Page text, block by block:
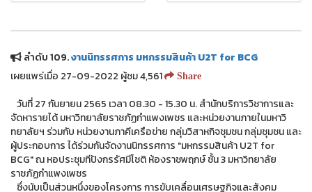
ลำดับ 109.งานนิทรรศการ มหกรรมสินค้า U2T for BCG
เผยแพร่เมื่อ 27-09-2022 ผู้ชม 4,561
Share
วันที่ 27 กันยายน 2565 เวลา 08.30 - 15.30 น. สำนักบริการวิชาการและ
จัดหารายได้ มหาวิทยาลัยราชภัฏกำแพงเพชร และหน่วยงานภายในมหาวิ
ทยาลัยฯ ร่วมกับ หน่วยงานภาคีเครือข่าย กลุ่มวิสาหกิจชุมชน กลุ่มชุมชน และ
ผู้ประกอบการ ได้ร่วมกันจัดงานนิทรรศการ "มหกรรมสินค้า U2T for
BCG" ณ หอประชุมทีปังกรรัศมีโชติ ห้องราชพฤกษ์ ชั้น 3 มหาวิทยาลัย
ราชภัฏกำแพงเพชร
ซึ่งนับเป็นส่วนหนึ่งของโครงการ การขับเคลื่อนเศรษฐกิจและสังคม